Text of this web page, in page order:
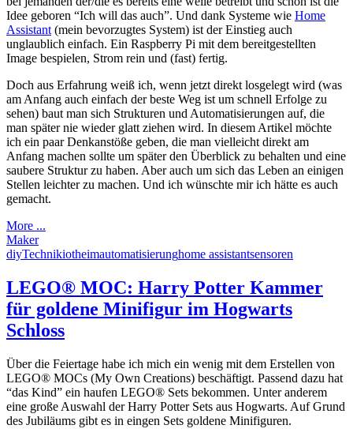
Idee geboren “Ich will das auch”. Und dank Systeme wie Home
Assistant (mein bevorzugtes System) ist der Einstieg auch
unglaublich einfach. Ein Raspberry Pi mit dem bereitgestellten
Image bespielen, Strom rein und (fast) fertig.
Doch aus Erfahrung weiß ich, wenn jetzt direkt losgelegt wird (was
am Anfang auch einfach der beste Weg ist um schnell Erfolge zu
sehen) baut man sich Strukturen und Automatisierungen auf, die
man später nie wieder glatt ziehen wird. In diesem Artikel möchte
ich ein paar Denkanstöße geben, die man vielleicht direkt am
Anfang machen sollte um später den Überblick zu behalten und eine
saubere Struktur zu haben. Aber auch um sich das Leben an einigen
Stellen leichter zu machen. Und ich wünschte mir ich hätte es auch
gemacht.
More ...
Maker
diyTechnikiotheimautomatisierunghome assistantsensoren
LEGO® MOC: Harry Potter Kammer
für goldene Minifigur im Hogwarts
Schloss
Über die Feiertage habe ich mich ein wenig mit dem Erstellen von
LEGO® MOCs (My Own Creations) beschäftigt. Passend dazu hat
“das Kind” ein haufen LEGO® Sets bekommen. Unter anderem
eine große Auswahl der Harry Potter Sets aus Hogwarts. Auf Grund
des Jubiläums gibt es in eingen Sets goldene Minifiguren.